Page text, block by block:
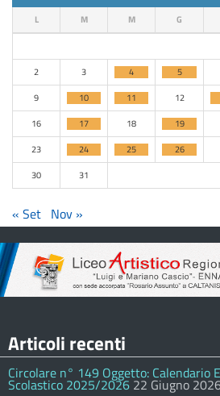
L M M G
2
3 4 5
9
10 11 12
16
17 18 19
23
24 25 26
30
31
« Set Nov »
Articoli recenti
Circolare n° 149 Oggetto: Calendario
Scolastico 2025/2026 22 Giugno